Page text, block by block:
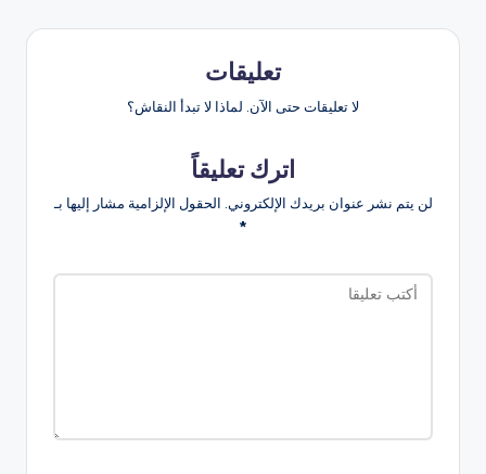
تعليقات
لا تعليقات حتى الآن. لماذا لا تبدأ النقاش؟
اترك تعليقاً
لن يتم نشر عنوان بريدك الإلكتروني. الحقول الإلزامية مشار إليها بـ
*